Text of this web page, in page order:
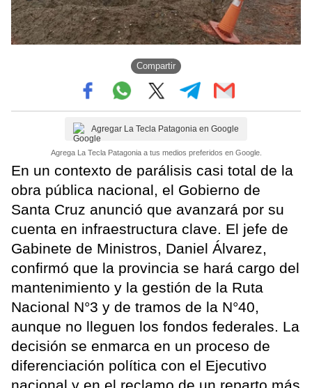
Compartir
Agregar La Tecla Patagonia en Google
Agrega La Tecla Patagonia a tus medios preferidos en Google.
En un contexto de parálisis casi total de la
obra pública nacional, el Gobierno de
Santa Cruz anunció que avanzará por su
cuenta en infraestructura clave. El jefe de
Gabinete de Ministros, Daniel Álvarez,
confirmó que la provincia se hará cargo del
mantenimiento y la gestión de la Ruta
Nacional N°3 y de tramos de la N°40,
aunque no lleguen los fondos federales. La
decisión se enmarca en un proceso de
diferenciación política con el Ejecutivo
nacional y en el reclamo de un reparto más